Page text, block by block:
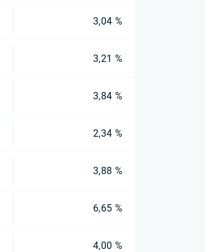
3,04 %
3,21 %
3,84 %
2,34 %
3,88 %
6,65 %
4,00 %